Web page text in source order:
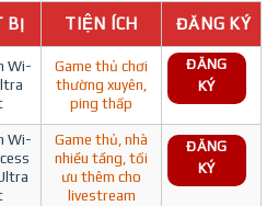
BỊ TIỆN ÍCH ĐĂNG KÝ
Wi-
Game thủ chơi
thường xuyên,
ping thấp
ĐĂNG
KÝ
Wi-
Game thủ, nhà
nhiều tầng, tối
ưu thêm cho
livestream
ĐĂNG
KÝ